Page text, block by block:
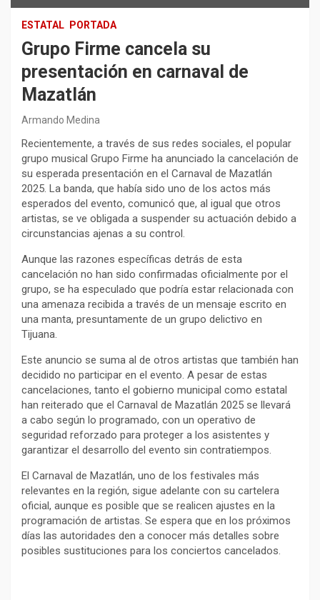
ESTATAL PORTADA
Grupo Firme cancela su
presentación en carnaval de
Mazatlán
Armando Medina
Recientemente, a través de sus redes sociales, el popular
grupo musical Grupo Firme ha anunciado la cancelación de
su esperada presentación en el Carnaval de Mazatlán
2025. La banda, que había sido uno de los actos más
esperados del evento, comunicó que, al igual que otros
artistas, se ve obligada a suspender su actuación debido a
circunstancias ajenas a su control.
Aunque las razones específicas detrás de esta
cancelación no han sido confirmadas oficialmente por el
grupo, se ha especulado que podría estar relacionada con
una amenaza recibida a través de un mensaje escrito en
una manta, presuntamente de un grupo delictivo en
Tijuana.
Este anuncio se suma al de otros artistas que también han
decidido no participar en el evento. A pesar de estas
cancelaciones, tanto el gobierno municipal como estatal
han reiterado que el Carnaval de Mazatlán 2025 se llevará
a cabo según lo programado, con un operativo de
seguridad reforzado para proteger a los asistentes y
garantizar el desarrollo del evento sin contratiempos.
El Carnaval de Mazatlán, uno de los festivales más
relevantes en la región, sigue adelante con su cartelera
oficial, aunque es posible que se realicen ajustes en la
programación de artistas. Se espera que en los próximos
días las autoridades den a conocer más detalles sobre
posibles sustituciones para los conciertos cancelados.